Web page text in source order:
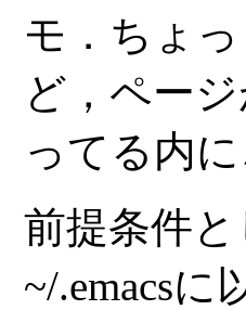
モ．ちょ
ど，ペー
ってる内
前提条件
~/.emacs